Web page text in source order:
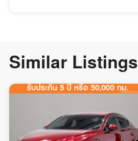
Similar Listings